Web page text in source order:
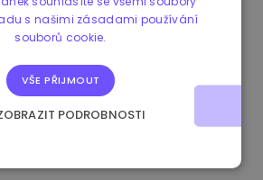
s našimi zásadami používání
souborů cookie.
VŠE PŘIJMOUT
PODROBNOSTI